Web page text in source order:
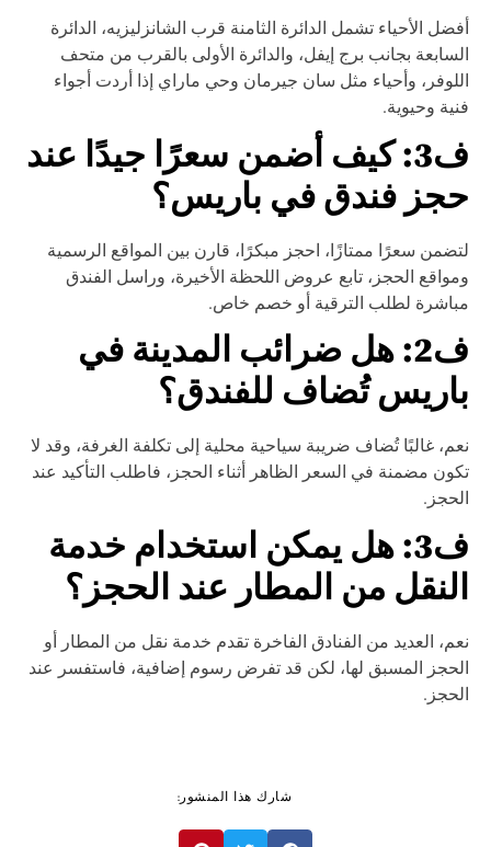
الأحياء تشمل الدائرة الثامنة قرب الشانزليزيه، الدائرة
بجانب برج إيفل، والدائرة الأولى بالقرب من متحف
وأحياء مثل سان جيرمان وحي ماراي إذا أردت أجواء
وحيوية.
ف3: كيف أضمن سعرًا جيدًا عند
فندق في باريس؟
سعرًا ممتازًا، احجز مبكرًا، قارن بين المواقع الرسمية
الحجز، تابع عروض اللحظة الأخيرة، وراسل الفندق
لطلب الترقية أو خصم خاص.
ف2: هل ضرائب المدينة في
تُضاف للفندق؟
غالبًا تُضاف ضريبة سياحية محلية إلى تكلفة الغرفة، وقد لا
مضمنة في السعر الظاهر أثناء الحجز، فاطلب التأكيد عند
ف3: هل يمكن استخدام خدمة
من المطار عند الحجز؟
العديد من الفنادق الفاخرة تقدم خدمة نقل من المطار أو
المسبق لها، لكن قد تفرض رسوم إضافية، فاستفسر عند
شارك هذا المنشور: